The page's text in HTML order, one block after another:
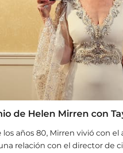
de Helen Mirren con
años 80, Mirren vivió con
relación con el director de